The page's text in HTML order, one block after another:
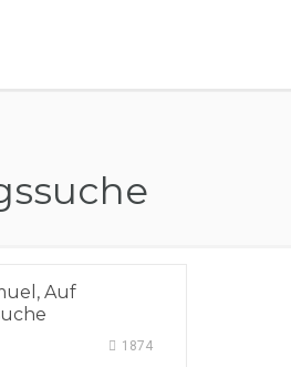
, Auf
1874